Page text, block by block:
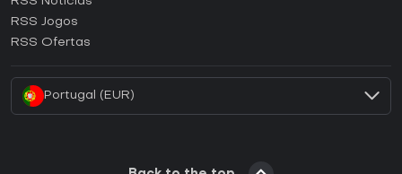
Como ativar uma CD Key Ubisoft Connect?
RSS Jogos
RSS Ofertas
Portugal (EUR)